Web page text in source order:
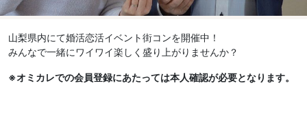
山梨県内にて婚活恋活イベント街コンを開催中！
みんなで一緒にワイワイ楽しく盛り上がりませんか？
※オミカレでの会員登録にあたっては本人確認が必要となります。